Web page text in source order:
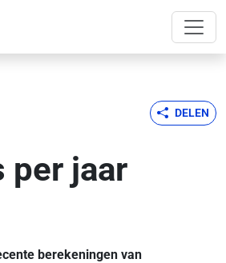
DELEN
per jaar
berekeningen van